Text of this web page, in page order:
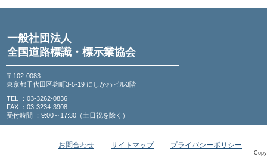
一般社団法人
全国道路標識・標示業協会
〒102-0083
東京都千代田区麹町3-5-19 にしかわビル3階
TEL ：03-3262-0836
FAX ：03-3234-3908
受付時間 ：9:00～17:30（土日祝を除く）
お問合わせ サイトマップ プライバシーポリシー